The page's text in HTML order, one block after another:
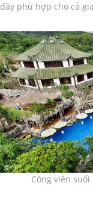
đây phù hợp cho cả
Công viên